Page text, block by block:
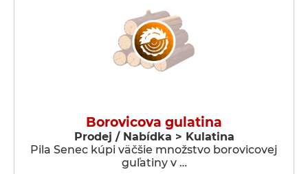
Borovicova gulatina
Prodej / Nabídka > Kulatina
Pila Senec kúpi väčšie množstvo borovicovej
guľatiny v …